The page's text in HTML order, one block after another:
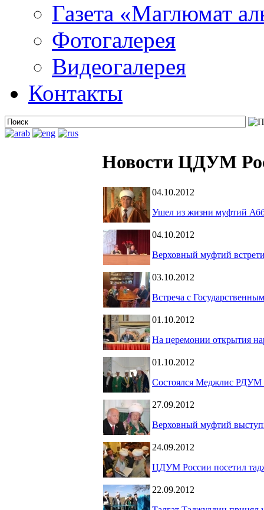
Газета «Маглюмат
Фотогалерея
Видеогалерея
Контакты
Новости ЦДУМ
04.10.2012
Ушел из жизни муфтий
04.10.2012
Верховный муфтий
03.10.2012
Встреча с
01.10.2012
На церемонии открытия
01.10.2012
Состоялся Меджлис РДУМ
27.09.2012
Верховный муфтий
24.09.2012
ЦДУМ России посетил
22.09.2012